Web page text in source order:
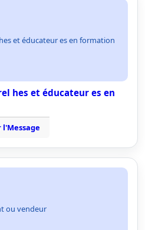
et éducateur es en formation
hes et éducateur es en
l'Message
ou vendeur